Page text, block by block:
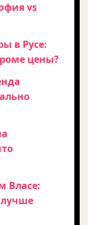
vs
в Русе:
цены?
Власе:
лучше